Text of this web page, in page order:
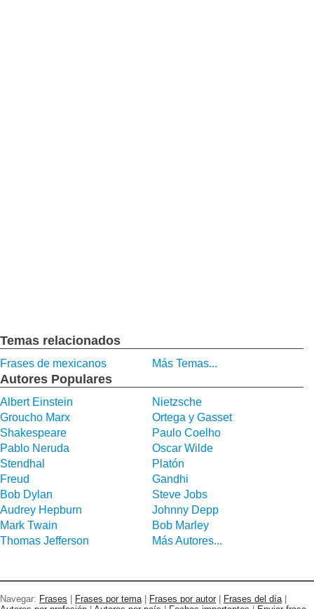
Temas relacionados
Frases de mexicanos Más Temas...
Autores Populares
Albert Einstein
Nietzsche
Groucho Marx
Ortega y Gasset
Shakespeare
Paulo Coelho
Pablo Neruda
Oscar Wilde
Stendhal
Platón
Freud
Gandhi
Bob Dylan
Steve Jobs
Audrey Hepburn
Johnny Depp
Mark Twain
Bob Marley
Thomas Jefferson
Más Autores...
Navegar: Frases Frases por tema| Frases por autor Frases del día|